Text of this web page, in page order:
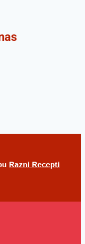
Razni Recepti